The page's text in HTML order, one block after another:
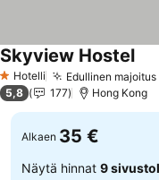
1 Tähtiluokitus
Hotelli Edullinen
Skyview Hostel
5,8 177 Hong Kong
Alkaen 35 €
Näytä hinnat 9